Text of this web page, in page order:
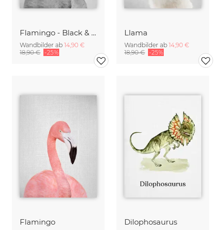
Flamingo - Black & White
Wandbilder ab 14,90 €
18,90 € -25%
Llama
Wandbilder ab 14,90 €
18,90 € -25%
Flamingo Dilophosaurus